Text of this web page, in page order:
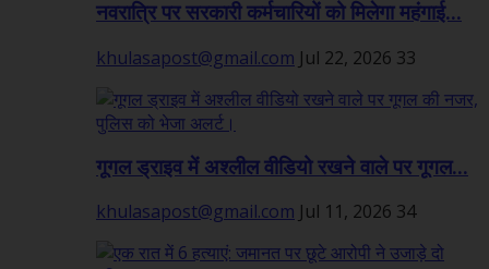
नवरात्रि पर सरकारी कर्मचारियों को मिलेगा महंगाई...
khulasapost@gmail.com Jul 22, 2026 33
गूगल ड्राइव में अश्लील वीडियो रखने वाले पर गूगल...
khulasapost@gmail.com Jul 11, 2026 34